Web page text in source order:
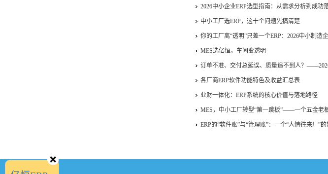
2026中小企业ERP选型指南：从需求分析到成功
中小工厂选ERP，这十个问题先搞清楚
你的工厂离“透明”只差一个ERP：2026中小制造
MES选亿恒，车间变透明
订单不准、交付总延误、质量追不到人？
厂真的需要一个“车间指挥官”
各厂商ERP软件功能特色及收益汇总表
业财一体化：ERP系统的核心价值与落地路径
MES，中小工厂转型“第一跳板”——一个五金老
ERP的“软件账”与“管理账”：一个“人情往来厂”